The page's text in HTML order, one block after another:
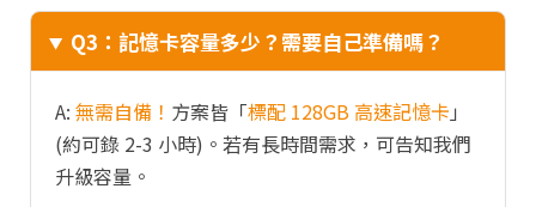
Q3：記憶卡容量多少？需要自己準備嗎？
A: 無需自備！ 方案皆「標配 128GB 高速記憶卡 」
(約可錄 2-3 小時)。若有長時間需求，可告知我們
升級容量。